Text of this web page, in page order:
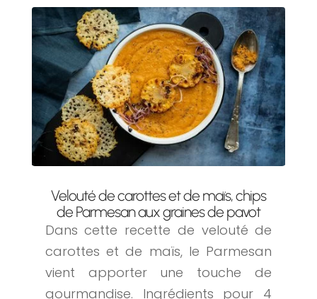
Velouté de carottes et de maïs, chips
de Parmesan aux graines de pavot
Dans cette recette de velouté de
carottes et de maïs, le Parmesan
vient apporter une touche de
gourmandise. Ingrédients pour 4